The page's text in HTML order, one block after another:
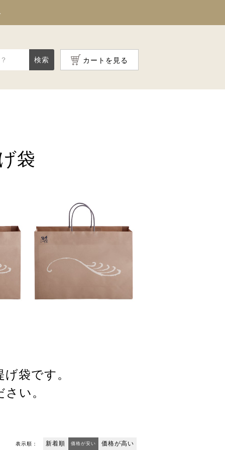
検索 カートを見る
袋
袋です。
い。
表示順： 新着順 価格が安い 価格が高い